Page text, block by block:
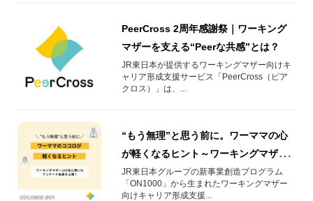
PeerCross 2周年感謝祭｜ワーキング
マザーを支える“Peerな共感”とは？
JR東日本が提供するワーキングマザー向けキ
ャリア形成支援サービス「PeerCross（ピア
クロス）」は、...
“もう無理”と思う前に。ワーママの心
が軽くなるヒント～ワーキングマザー
129名に聞いたアンケート結果を公開！
～
JR東日本グループの新事業創造プログラム
「ON1000」から生まれたワーキングマザー
向けキャリア形成支援...